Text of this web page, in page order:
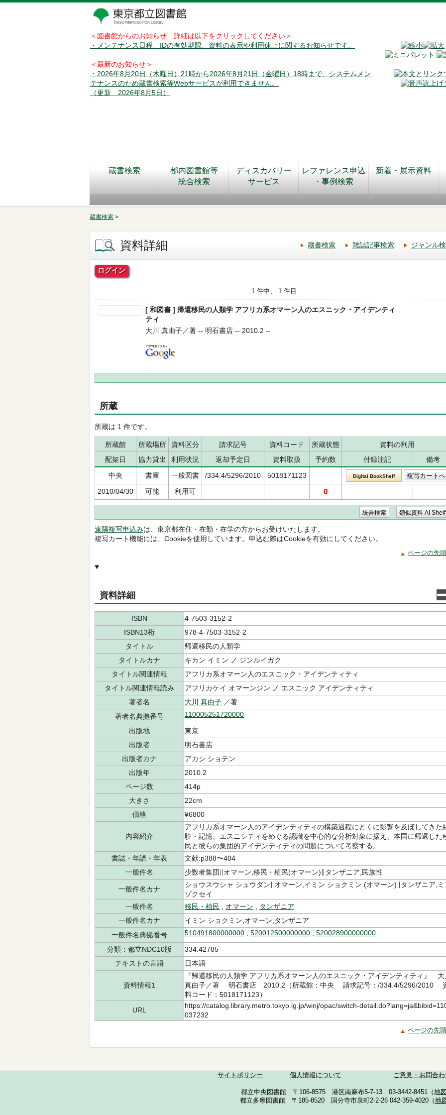
＜図書館からのお知らせ 詳細は以下をクリックしてください＞
・メンテナンス日程、IDの有効期限、資料の表示や利用休止に関するお知らせです。
＜最新のお知らせ＞
・2026年8月20日（木曜日）21時から2026年8月21日（金曜日）18時まで、システムメン
テナンスのため蔵書検索等Webサービスが利用できません。
（更新 2026年8月5日）
蔵書検索
都内図書館等
統合検索
ディスカバリー
サービス
レファレンス申込
・事例検索
新着・展示資料
蔵書検索 >
資料詳細 蔵書検索 雑誌記事検索 ジャンル
ログイン
1 件中、 1 件目
[ 和図書 ] 帰還移民の人類学 アフリカ系オマーン人のエスニック・アイデンティ
ティ
大川 真由子／著 -- 明石書店 -- 2010.2 --
所蔵
所蔵は 1 件です。
所蔵館 所蔵場所 資料区分 請求記号 資料コード 所蔵状態
資料の利用
配架日
協力貸出 利用状況 返却予定日 資料取扱 予約数 付録注記
備考
中央
書庫 一般図書 /334.4/5296/2010 5018171123 Digital BookShelf
2010/04/30 可能 利用可 0
遠隔複写申込みは、東京都在住・在勤・在学の方からお受けいたします。
複写カート機能には、Cookieを使用しています。申込む際はCookieを有効にしてください。
ページの先
資料詳細
ISBN
4-7503-3152-2
ISBN13桁
978-4-7503-3152-2
タイトル
帰還移民の人類学
タイトルカナ
キカン イミン ノ ジンルイガク
タイトル関連情報
アフリカ系オマーン人のエスニック・アイデンティティ
タイトル関連情報読み
アフリカケイ オマーンジン ノ エスニック アイデンティティ
著者名
大川 真由子 ／著
著者名典拠番号
110005251720000
出版地
東京
出版者
明石書店
出版者カナ
アカシ ショテン
出版年
2010.2
ページ数
414p
大きさ
22cm
価格
¥6800
内容紹介
アフリカ系オマーン人のアイデンティティの構築過程にとくに影響を及ぼしてきた
験・記憶、エスニシティをめぐる認識を中心的な分析対象に据え、本国に帰還した
民と彼らの集団的アイデンティティの問題について考察する。
書誌・年譜・年表
文献:p388〜404
一般件名
少数者集団∥オマーン,移民・植民(オマーン)∥タンザニア,民族性
一般件名カナ
ショウスウシャ シュウダン∥オマーン,イミン ショクミン (オマーン)∥タンザニア,ミ
ゾクセイ
一般件名
移民・植民 オマーン
タンザニア
一般件名カナ
イミン ショクミン,オマーン,タンザニア
一般件名典拠番号
510491800000000 520012500000000 520028900000000
分類：都立NDC10版
334.42785
テキストの言語
日本語
資料情報1
『帰還移民の人類学 アフリカ系オマーン人のエスニック・アイデンティティ』 大
真由子／著 明石書店 2010.2（所蔵館：中央 請求記号：/334.4/5296/2010
料コード：5018171123）
URL
https://catalog.library.metro.tokyo.lg.jp/winj/opac/switch-
037232
ページの先
サイトポリシー 個人情報について ご意見・お問合
都立中央図書館 〒106-8575 港区南麻布5-7-13 03-3442-8451（地
都立多摩図書館 〒185-8520 国分寺市泉町2-2-26 042-359-4020（地